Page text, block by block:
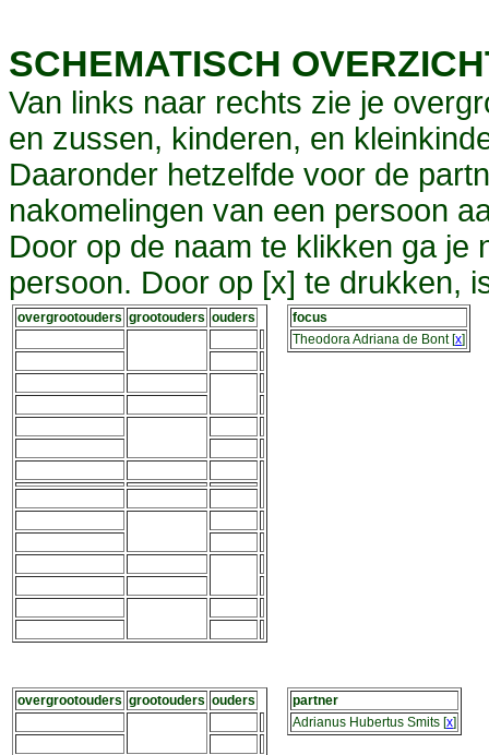
SCHEMATISCH
Van links naar rechts zie je
en zussen, kinderen, en
Daaronder hetzelfde voor de
nakomelingen van een persoon
Door op de naam te klikken ga je
persoon. Door op [x] te drukken,
overgrootouders grootouders ouders
focus
Theodora Adriana de Bont[x]
overgrootouders grootouders ouders
partner
Adrianus Hubertus Smits [x]